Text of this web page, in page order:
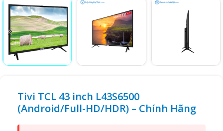
Tivi TCL 43 inch L43S6500
(Android/Full-HD/HDR) – Chính Hãng